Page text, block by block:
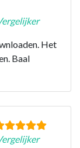
Het
Baal